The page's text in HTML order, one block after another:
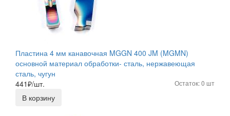
Пластина 4 мм канавочная MGGN 400 JM (MGMN)
основной материал обработки- сталь, нержавеющая
сталь, чугун
441₽/шт. Остаток: 0 шт
В корзину